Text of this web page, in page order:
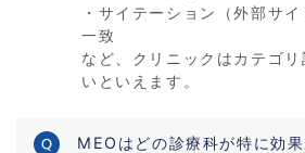
・サイテーション（外部サ
一致
など、クリニックはカテゴリ
いといえます。
MEOはどの診療科が特に効